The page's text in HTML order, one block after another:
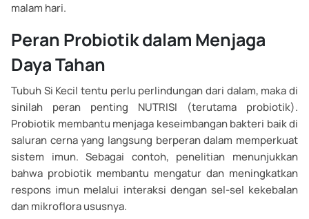
malam hari.
Peran Probiotik dalam Menjaga
Daya Tahan
Tubuh Si Kecil tentu perlu perlindungan dari dalam, maka di
sinilah peran penting NUTRISI (terutama probiotik).
Probiotik membantu menjaga keseimbangan bakteri baik di
saluran cerna yang langsung berperan dalam memperkuat
sistem imun. Sebagai contoh, penelitian menunjukkan
bahwa probiotik membantu mengatur dan meningkatkan
respons imun melalui interaksi dengan sel-sel kekebalan
dan mikroflora ususnya.